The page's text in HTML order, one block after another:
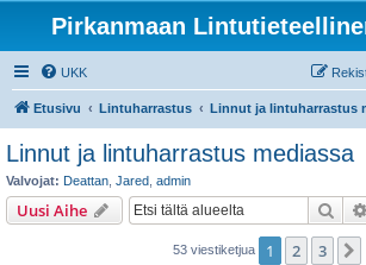
Pirkanmaan
UKK
Etusivu Lintuharrastus Linnut ja lintuharrastus
Linnut ja lintuharrastus mediassa
Valvojat: Deattan Jared admin
Uusi Aihe Etsi
53 viestiketjua 1 2 3